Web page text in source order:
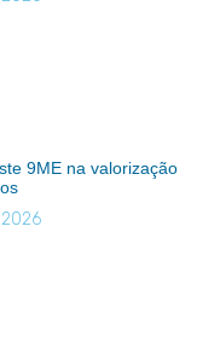
9ME na valorização